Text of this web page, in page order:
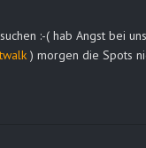
:-( hab Angst bei
) morgen die Spots